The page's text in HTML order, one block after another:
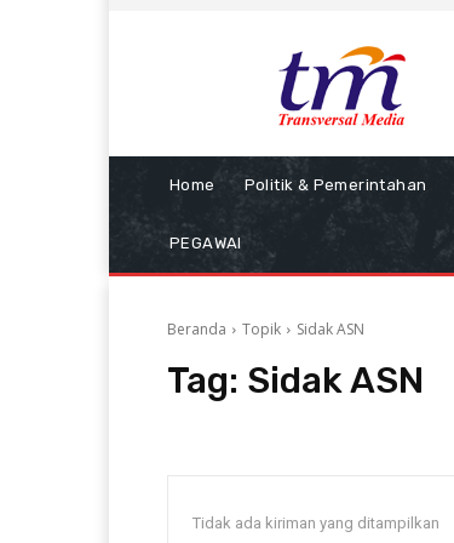
Home Politik & Pemerintahan
PEGAWAI
Beranda Topik Sidak ASN
Tag: Sidak ASN
Tidak ada kiriman yang ditampilkan